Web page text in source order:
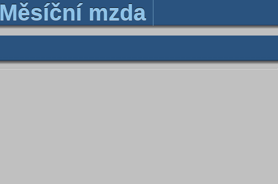
Měsíční mzda